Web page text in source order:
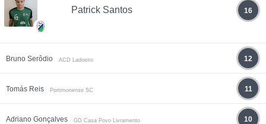
Patrick Santos 16
Bruno Serôdio ACD Ladoeiro 12
Tomás Reis Portimonense SC 11
Adriano Gonçalves GD Casa Povo Livramento 10